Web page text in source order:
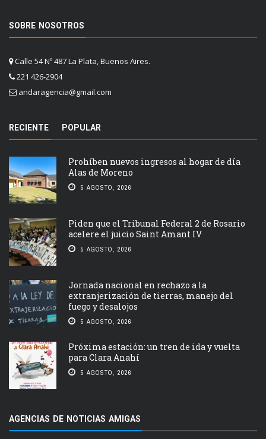
SOBRE NOSOTROS
Calle 54 Nº 487 La Plata, Buenos Aires.
221 426-2904
andaragencia@gmail.com
RECIENTE POPULAR
Prohíben nuevos ingresos al hogar de día
Alas de Moreno
5 AGOSTO, 2026
Piden que el Tribunal Federal 2 de Rosario
acelere el juicio Saint Amant IV
5 AGOSTO, 2026
Jornada nacional en rechazo a la
extranjerización de tierras, manejo del
fuego y desalojos
5 AGOSTO, 2026
Próxima estación: un tren de ida y vuelta
para Clara Anahí
5 AGOSTO, 2026
AGENCIAS DE NOTICIAS AMIGAS